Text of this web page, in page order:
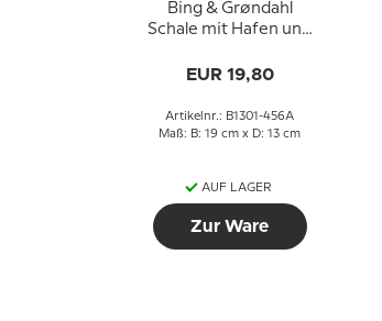
Bing & Grøndahl
Schale mit Hafen und
EUR 19,80
Artikelnr.: B1301-456A
Maß: B: 19 cm x D: 13 cm
AUF LAGER
Zur Ware